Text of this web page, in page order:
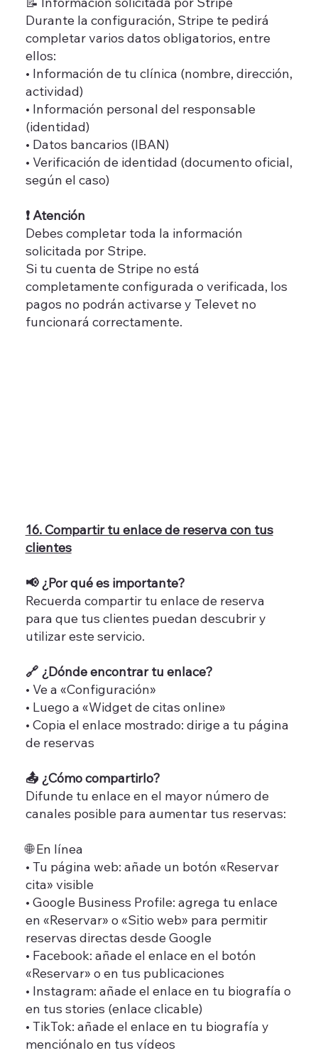
Durante la configuración, Stripe te pedirá
completar varios datos obligatorios, entre
ellos:
• Información de tu clínica (nombre, dirección,
actividad)
• Información personal del responsable
(identidad)
• Datos bancarios (IBAN)
• Verificación de identidad (documento oficial,
según el caso)
❗ Atención
Debes completar toda la información
solicitada por Stripe.
Si tu cuenta de Stripe no está
completamente configurada o verificada, los
pagos no podrán activarse y Televet no
funcionará correctamente.
16. Compartir tu enlace de reserva con tus
clientes
📢 ¿Por qué es importante?
Recuerda compartir tu enlace de reserva
para que tus clientes puedan descubrir y
utilizar este servicio.
🔗 ¿Dónde encontrar tu enlace?
• Ve a «Configuración»
• Luego a «Widget de citas online»
• Copia el enlace mostrado: dirige a tu página
de reservas
📤 ¿Cómo compartirlo?
Difunde tu enlace en el mayor número de
canales posible para aumentar tus reservas:
🌐 En línea
• Tu página web: añade un botón «Reservar
cita» visible
• Google Business Profile: agrega tu enlace
en «Reservar» o «Sitio web» para permitir
reservas directas desde Google
• Facebook: añade el enlace en el botón
«Reservar» o en tus publicaciones
• Instagram: añade el enlace en tu biografía o
en tus stories (enlace clicable)
• TikTok: añade el enlace en tu biografía y
menciónalo en tus vídeos